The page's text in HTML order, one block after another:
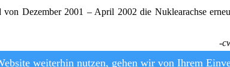
weiterhin nutzen, gehen wir von Ihrem
Dezember 2001 – April 2002 die Nuklearachse
-
| Kontakt